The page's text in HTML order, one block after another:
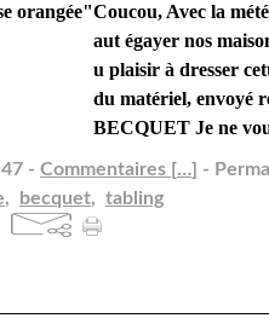
Coucou, Avec la
aut égayer nos
u plaisir à dresser
du matériel, envoyé
BECQUET Je ne
- Commentaires […] -
, becquet, tabling